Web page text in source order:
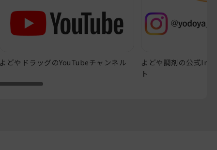
どやドラッグのYouTubeチャンネル
よどや調剤の公式
ト